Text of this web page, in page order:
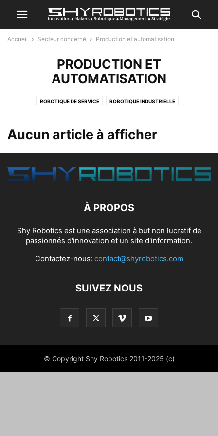
Accueil Secteur concerné Production et automatisation
PRODUCTION ET
AUTOMATISATION
ROBOTIQUE DE SERVICE ROBOTIQUE INDUSTRIELLE
Aucun article à afficher
À PROPOS
Shy Robotics est une association à but non lucratif de
passionnés d'innovation et un site d'information.
Contactez-nous: contact@shyrobotics.com
SUIVEZ NOUS
© Copyright Shy Robotics 2011-2025 (c)